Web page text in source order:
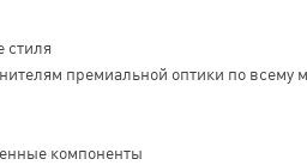
стиля
премиальной оптики по всему
компоненты